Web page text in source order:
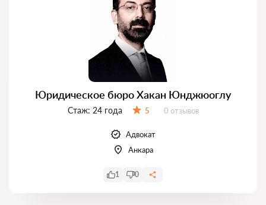
Юридическое бюро Хакан Юнджюоглу
Стаж: 24 года 5 Отзывов:
0 отзывов
Адвокат
Анкара
1 0